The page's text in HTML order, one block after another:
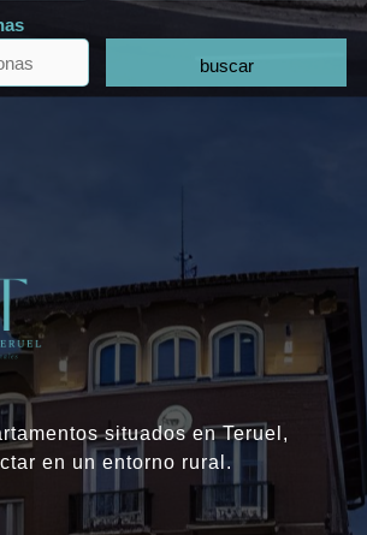
buscar
situados en Teruel,
en un entorno rural.